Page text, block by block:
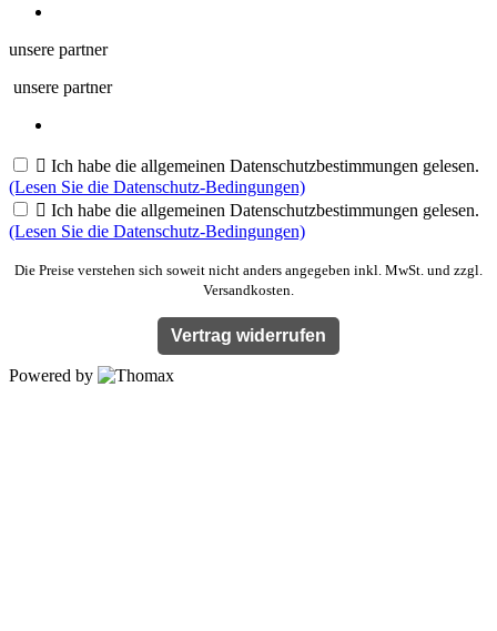
unsere partner
unsere partner
 Ich habe die allgemeinen Datenschutzbestimmungen gelesen.
(Lesen Sie die Datenschutz-Bedingungen)
 Ich habe die allgemeinen Datenschutzbestimmungen gelesen.
(Lesen Sie die Datenschutz-Bedingungen)
Die Preise verstehen sich soweit nicht anders angegeben inkl. MwSt. und zzgl.
Versandkosten.
Vertrag widerrufen
Powered by